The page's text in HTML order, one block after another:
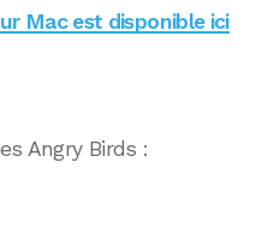
Mac est disponible ici
Angry Birds :